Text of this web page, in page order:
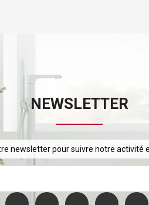
NEWSLETTER
newsletter pour suivre notre activité